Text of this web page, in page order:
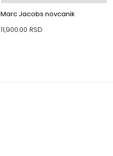
Marc Jacobs novcanik
11,900.00 RSD